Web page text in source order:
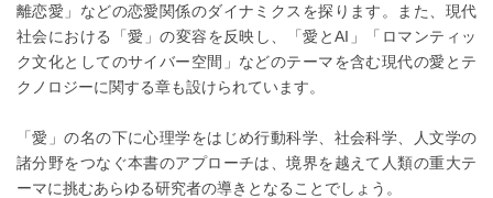
離恋愛」などの恋愛関係のダイナミクスを探ります。また、現代
社会における「愛」の変容を反映し、「愛とAI」「ロマンティッ
ク文化としてのサイバー空間」などのテーマを含む現代の愛とテ
クノロジーに関する章も設けられています。
「愛」の名の下に心理学をはじめ行動科学、社会科学、人文学の
諸分野をつなぐ本書のアプローチは、境界を越えて人類の重大テ
ーマに挑むあらゆる研究者の導きとなることでしょう。